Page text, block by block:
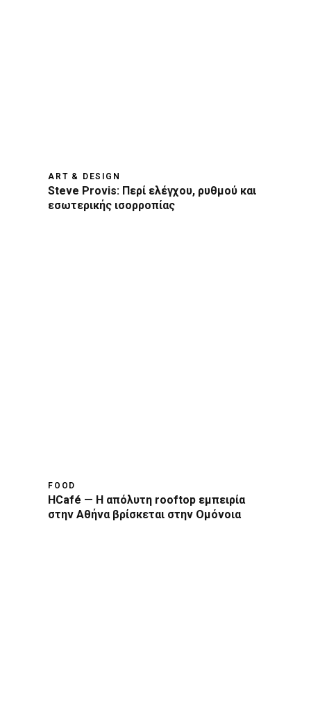
ART & DESIGN
Steve Provis: Περί ελέγχου, ρυθμού και
εσωτερικής ισορροπίας
FOOD
HCafé — Η απόλυτη rooftop εμπειρία
στην Αθήνα βρίσκεται στην Ομόνοια